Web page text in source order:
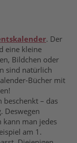
. Der
eine kleine
Bildchen oder
sind natürlich
Bücher mit
beschenkt – das
Deswegen
kann man jedes
am 1.